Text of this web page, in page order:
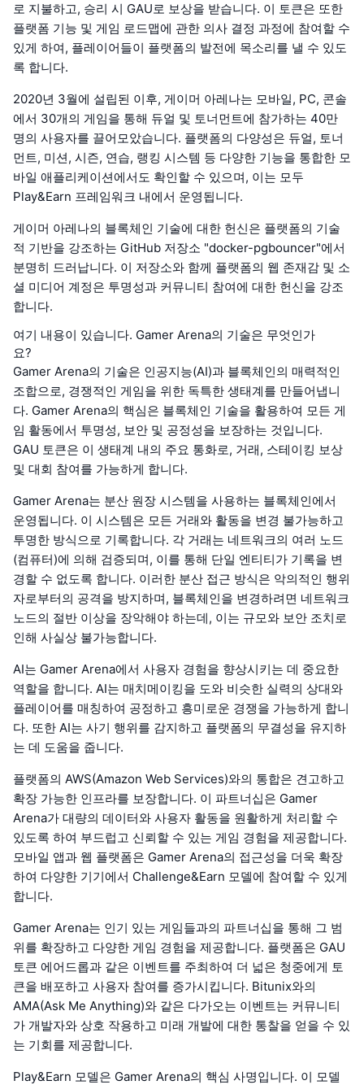
로 지불하고, 승리 시 GAU로 보상을 받습니다. 이 토큰은 또한
플랫폼 기능 및 게임 로드맵에 관한 의사 결정 과정에 참여할 수
있게 하여, 플레이어들이 플랫폼의 발전에 목소리를 낼 수 있도
록 합니다.
2020년 3월에 설립된 이후, 게이머 아레나는 모바일, PC, 콘솔
에서 30개의 게임을 통해 듀얼 및 토너먼트에 참가하는 40만
명의 사용자를 끌어모았습니다. 플랫폼의 다양성은 듀얼, 토너
먼트, 미션, 시즌, 연습, 랭킹 시스템 등 다양한 기능을 통합한 모
바일 애플리케이션에서도 확인할 수 있으며, 이는 모두
Play&Earn 프레임워크 내에서 운영됩니다.
게이머 아레나의 블록체인 기술에 대한 헌신은 플랫폼의 기술
적 기반을 강조하는 GitHub 저장소 "docker-pgbouncer"에서
분명히 드러납니다. 이 저장소와 함께 플랫폼의 웹 존재감 및 소
셜 미디어 계정은 투명성과 커뮤니티 참여에 대한 헌신을 강조
합니다.
여기 내용이 있습니다. Gamer Arena의 기술은 무엇인가
요?
Gamer Arena의 기술은 인공지능(AI)과 블록체인의 매력적인
조합으로, 경쟁적인 게임을 위한 독특한 생태계를 만들어냅니
다. Gamer Arena의 핵심은 블록체인 기술을 활용하여 모든 게
임 활동에서 투명성, 보안 및 공정성을 보장하는 것입니다.
GAU 토큰은 이 생태계 내의 주요 통화로, 거래, 스테이킹 보상
및 대회 참여를 가능하게 합니다.
Gamer Arena는 분산 원장 시스템을 사용하는 블록체인에서
운영됩니다. 이 시스템은 모든 거래와 활동을 변경 불가능하고
투명한 방식으로 기록합니다. 각 거래는 네트워크의 여러 노드
(컴퓨터)에 의해 검증되며, 이를 통해 단일 엔티티가 기록을 변
경할 수 없도록 합니다. 이러한 분산 접근 방식은 악의적인 행위
자로부터의 공격을 방지하며, 블록체인을 변경하려면 네트워크
노드의 절반 이상을 장악해야 하는데, 이는 규모와 보안 조치로
인해 사실상 불가능합니다.
AI는 Gamer Arena에서 사용자 경험을 향상시키는 데 중요한
역할을 합니다. AI는 매치메이킹을 도와 비슷한 실력의 상대와
플레이어를 매칭하여 공정하고 흥미로운 경쟁을 가능하게 합니
다. 또한 AI는 사기 행위를 감지하고 플랫폼의 무결성을 유지하
는 데 도움을 줍니다.
플랫폼의 AWS(Amazon Web Services)와의 통합은 견고하고
확장 가능한 인프라를 보장합니다. 이 파트너십은 Gamer
Arena가 대량의 데이터와 사용자 활동을 원활하게 처리할 수
있도록 하여 부드럽고 신뢰할 수 있는 게임 경험을 제공합니다.
모바일 앱과 웹 플랫폼은 Gamer Arena의 접근성을 더욱 확장
하여 다양한 기기에서 Challenge&Earn 모델에 참여할 수 있게
합니다.
Gamer Arena는 인기 있는 게임들과의 파트너십을 통해 그 범
위를 확장하고 다양한 게임 경험을 제공합니다. 플랫폼은 GAU
토큰 에어드롭과 같은 이벤트를 주최하여 더 넓은 청중에게 토
큰을 배포하고 사용자 참여를 증가시킵니다. Bitunix와의
AMA(Ask Me Anything)와 같은 다가오는 이벤트는 커뮤니티
가 개발자와 상호 작용하고 미래 개발에 대한 통찰을 얻을 수 있
는 기회를 제공합니다.
Play&Earn 모델은 Gamer Arena의 핵심 사명입니다. 이 모델